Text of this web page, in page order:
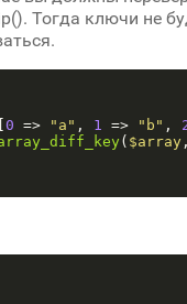
Тогда ключи не
0 => "a" , 1 => "b" ,
( $array